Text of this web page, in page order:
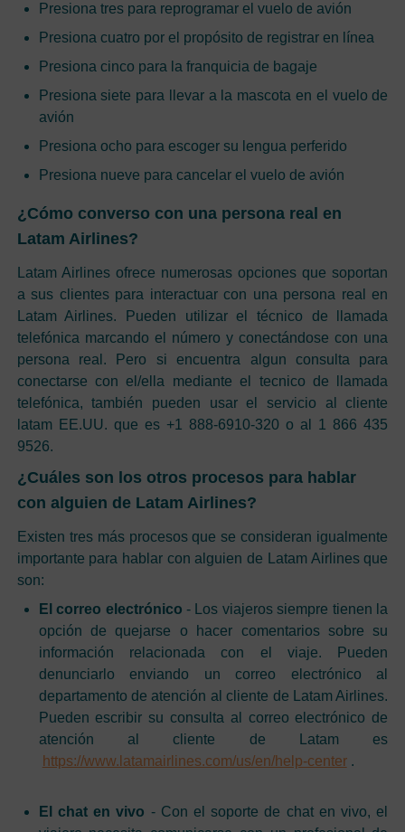
Presiona tres para reprogramar el vuelo de avión
Presiona cuatro por el propósito de registrar en línea
Presiona cinco para la franquicia de bagaje
Presiona siete para llevar a la mascota en el vuelo de
avión
Presiona ocho para escoger su lengua perferido
Presiona nueve para cancelar el vuelo de avión
¿Cómo converso con una persona real en
Latam Airlines?
Latam Airlines ofrece numerosas opciones que soportan
a sus clientes para interactuar con una persona real en
Latam Airlines. Pueden utilizar el técnico de llamada
telefónica marcando el número y conectándose con una
persona real. Pero si encuentra algun consulta para
conectarse con el/ella mediante el tecnico de llamada
telefónica, también pueden usar el servicio al cliente
latam EE.UU. que es +1 888-6910-320 o al 1 866 435
9526.
¿Cuáles son los otros procesos para hablar
con alguien de Latam Airlines?
Existen tres más procesos que se consideran igualmente
importante para hablar con alguien de Latam Airlines que
son:
El correo electrónico - Los viajeros siempre tienen la
opción de quejarse o hacer comentarios sobre su
información relacionada con el viaje. Pueden
denunciarlo enviando un correo electrónico al
departamento de atención al cliente de Latam Airlines.
Pueden escribir su consulta al correo electrónico de
atención al cliente de Latam es
https://www.latamairlines.com/us/en/help-center .
El chat en vivo - Con el soporte de chat en vivo, el